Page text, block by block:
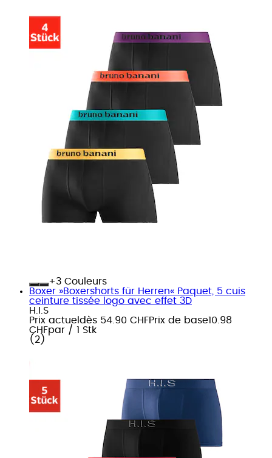
+
Couleurs
Boxer »Boxershorts für Herren« Paquet, 5 cuis
ceinture tissée logo avec effet 3D
H.I.S
Prix actuel dès 54.90 CHFPrix de base10.98
CHFpar / 1 Stk
( 2 )